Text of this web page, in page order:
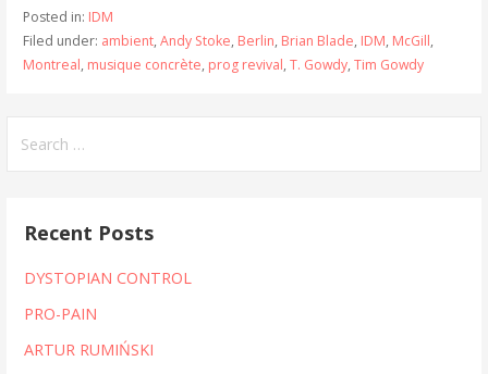
Posted in: IDM
Filed under: ambient, Andy Stoke, Berlin, Brian Blade, IDM, McGill,
Montreal, musique concrète, prog revival, T. Gowdy, Tim Gowdy
for:
Recent Posts
DYSTOPIAN CONTROL
PRO-PAIN
ARTUR RUMIŃSKI